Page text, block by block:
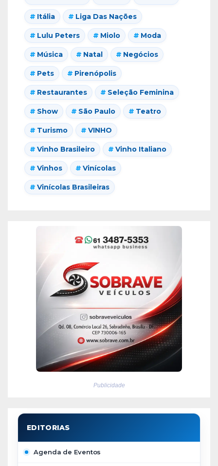
Itália Liga Das Nações
Lulu Peters Miolo Moda
Música Natal Negócios
Pets Pirenópolis
Restaurantes Seleção Feminina
Show São Paulo Teatro
Turismo VINHO
Vinho Brasileiro Vinho Italiano
Vinhos Vinícolas
Vinícolas Brasileiras
Publicidade
Agenda de Eventos